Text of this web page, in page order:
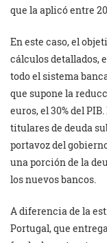
que la aplicó entre
En este caso, el
cálculos detallados,
todo el sistema
que supone la
euros, el 30% del
titulares de deuda
portavoz del
una porción de la
los nuevos bancos.
A diferencia de la
Portugal, que